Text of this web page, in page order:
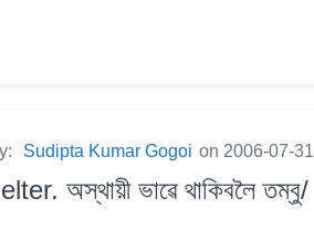
Sudipta Kumar Gogoi on 2006-07-31
অস্থায়ী ভাৱে থাকিবলৈ তম্বু/